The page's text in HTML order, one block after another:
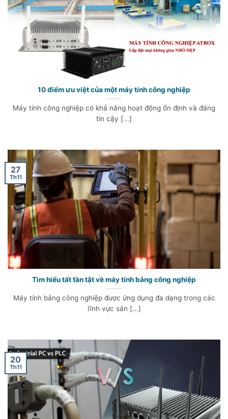
10 điểm ưu việt của một máy tính công nghiệp
Máy tính công nghiệp có khả năng hoạt động ổn định và đáng
tin cậy [...]
Tìm hiểu tất tần tật về máy tính bảng công nghiệp
Máy tính bảng công nghiệp được ứng dụng đa dạng trong các
lĩnh vực sản [...]
27
Th11
20
Th11